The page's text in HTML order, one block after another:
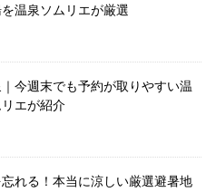
温泉ソムリエが厳選
今週末でも予約が取りやすい温
エが紹介
忘れる！本当に涼しい厳選避暑地